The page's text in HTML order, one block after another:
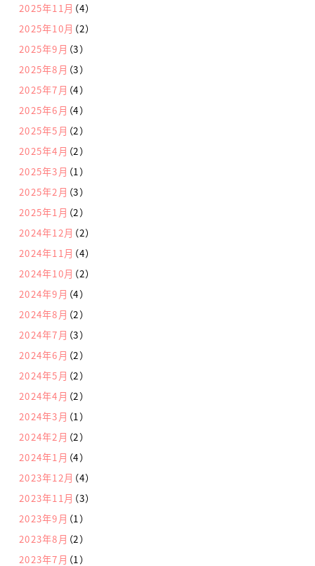
2025年11月 （4）
2025年10月 （2）
2025年9月 （3）
2025年8月 （3）
2025年7月 （4）
2025年6月 （4）
2025年5月 （2）
2025年4月 （2）
2025年3月 （1）
2025年2月 （3）
2025年1月 （2）
2024年12月 （2）
2024年11月 （4）
2024年10月 （2）
2024年9月 （4）
2024年8月 （2）
2024年7月 （3）
2024年6月 （2）
2024年5月 （2）
2024年4月 （2）
2024年3月 （1）
2024年2月 （2）
2024年1月 （4）
2023年12月 （4）
2023年11月 （3）
2023年9月 （1）
2023年8月 （2）
2023年7月 （1）